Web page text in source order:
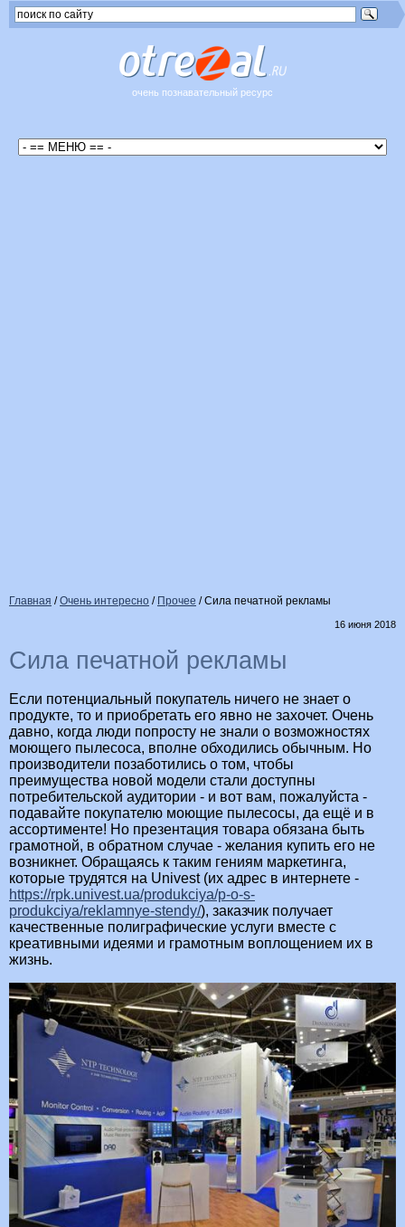
очень познавательный ресурс
Главная /Очень интересно / Прочее /Сила печатной рекламы
16 июня 2018
Сила печатной рекламы
Если потенциальный покупатель ничего не знает о
продукте, то и приобретать его явно не захочет. Очень
давно, когда люди попросту не знали о возможностях
моющего пылесоса, вполне обходились обычным. Но
производители позаботились о том, чтобы
преимущества новой модели стали доступны
потребительской аудитории - и вот вам, пожалуйста -
подавайте покупателю моющие пылесосы, да ещё и в
ассортименте! Но презентация товара обязана быть
грамотной, в обратном случае - желания купить его не
возникнет. Обращаясь к таким гениям маркетинга,
которые трудятся на Univest (их адрес в интернете -
https://rpk.univest.ua/produkciya/p-o-s-
produkciya/reklamnye-stendy/), заказчик получает
качественные полиграфические услуги вместе с
креативными идеями и грамотным воплощением их в
жизнь.